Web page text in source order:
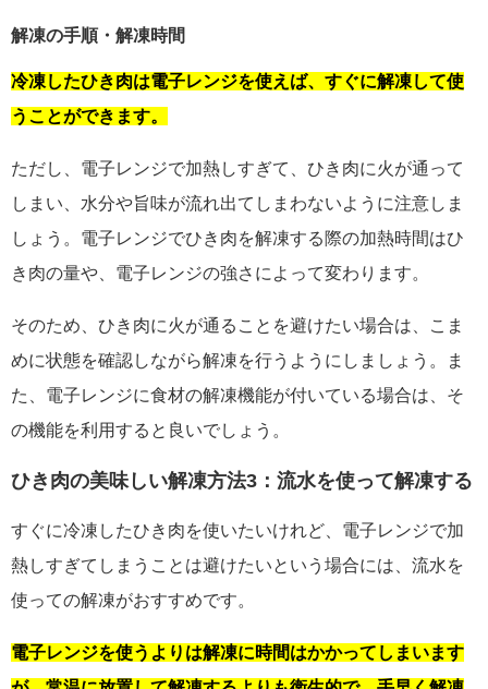
解凍の手順・解凍時間
冷凍したひき肉は電子レンジを使えば、すぐに解凍して使
うことができます。
ただし、電子レンジで加熱しすぎて、ひき肉に火が通って
しまい、水分や旨味が流れ出てしまわないように注意しま
しょう。電子レンジでひき肉を解凍する際の加熱時間はひ
き肉の量や、電子レンジの強さによって変わります。
そのため、ひき肉に火が通ることを避けたい場合は、こま
めに状態を確認しながら解凍を行うようにしましょう。ま
た、電子レンジに食材の解凍機能が付いている場合は、そ
の機能を利用すると良いでしょう。
ひき肉の美味しい解凍方法3：流水を使って解凍する
すぐに冷凍したひき肉を使いたいけれど、電子レンジで加
熱しすぎてしまうことは避けたいという場合には、流水を
使っての解凍がおすすめです。
電子レンジを使うよりは解凍に時間はかかってしまいます